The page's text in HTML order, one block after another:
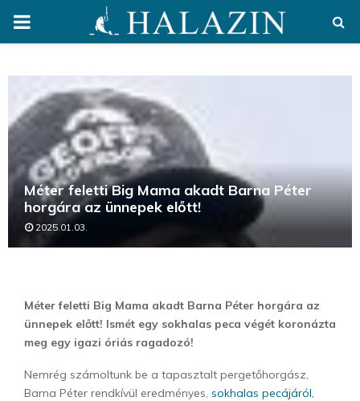
PRIMARY
Méter feletti Big Mama akadt Barna Péter
horgára az ünnepek előtt!
2025.01.03.
Méter feletti Big Mama akadt Barna Péter horgára az
ünnepek előtt! Ismét egy sokhalas peca végét koronázta
meg egy igazi óriás ragadozó!
Nemrég számoltunk be a tapasztalt pergetőhorgász,
Barna Péter rendkívül eredményes, sokhalas pecájáról,